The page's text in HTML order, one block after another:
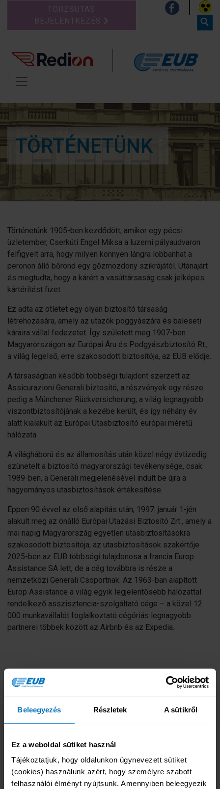
Beleegyezés Részletek A sütikről
Ez a weboldal sütiket használ
Tájékoztatjuk, hogy oldalunkon úgynevezett sütiket
(cookies) használunk azért, hogy személyre szabott
felhasználói élményt nyújtsunk. Amennyiben beleegyezik
TÖRZSUTAS
BEJELENTKEZÉS
TÖRTÉNETÜNK
Történetünk 1905-ben kezdődött, amikor egy pécsi
üzletember, Cserkúti Engel Miksa a luzerni pályaudvaron
felfigyelt arra, hogy milyen könnyen lángra lobbanhat a
peronon álló bőrönd egy gőzmozdony szikrájától. Utánajárt
és megtudta, hogy a kárért a vasúttársaság csak jelképes
kártérítést fizet.
Ez adta az ötletet egy olyan biztosító társaság
létrehozására, amely az utazók poggyászára és baleseti
káraira vállal fedezetet. Így született meg 1907-ben
Magyarországon az Európai Áru és Podgyászbiztosító Rt.,
a világ legelső, erre szakosodott biztosítója, az EUB elődje.
A társaságban később többségi tulajdont szerzett az
Assicurazioni Generali biztosító, a részvények egy része
pedig a Münchener Rückversicherung, a világ legnagyobb
viszontbiztosítójának a kezébe került, és így néhány év
alatt kialakult az Európai Utasbiztosító európai méretű
hálózata.
A világháború és az államosítás után közel négy évtizedig
szünetelt a biztosító magyarországi tevékenysége, csak
1989-ben, a Generali megjelenésével indult be újra a
hagyományos utasbiztosítások értékesítése.
Éppen 90 évvel az első alapítás után, 1997. január 1-jén
alakult meg az önálló Európai Utazási Biztosító Zrt., amely a
mai napig Magyarország egyetlen utasbiztosításokra
szakosodott biztosítója, az utasbiztosítások szakértője.
2025-ben az EUB többségi tulajdonosa a francia Europ
Assistance SA lett, de a cég továbbra is része a
nemzetközi Generali Csoportnak. Az 1963-ban alapított
Europ Assistance a világ egyik legjelentősebb hálózattal
rendelkező asszisztencia-szolgáltató cége – a közel 12
000 munkavállalót foglalkoztató cégóriás legnagyobb
partnerei többek között az Airbnb és az Expedia.
Online biztosításkötés
Horvátországba, Szlovéniába
Városnézésre, körútra
Búvárkodás
Hegymászás
Hajós körút
Üzleti út